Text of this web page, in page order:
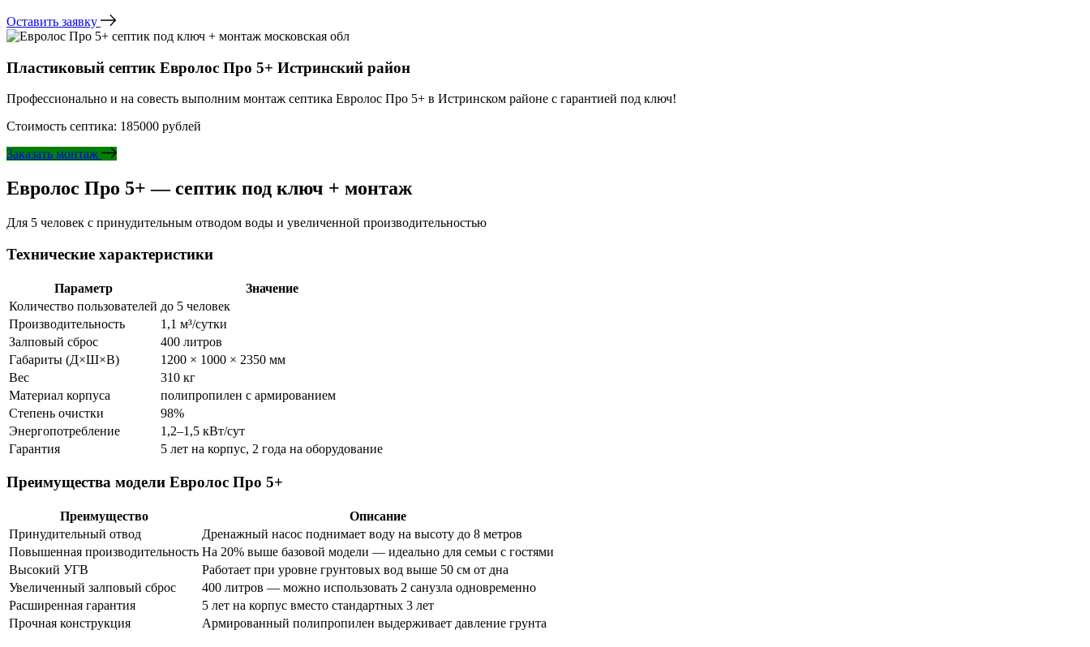
Оставить заявку
Пластиковый септик Евролос Про 5+ Истринский район
Профессионально и на совесть выполним монтаж септика Евролос Про 5+ в Истринском районе с гарантией под ключ!
Стоимость септика: 185000 рублей
Заказать монтаж
Евролос Про 5+ — септик под ключ + монтаж
Для 5 человек с принудительным отводом воды и увеличенной производительностью
Технические характеристики
Параметр
Значение
Количество пользователей до 5 человек
Производительность
1,1 м³/сутки
Залповый сброс
400 литров
Габариты (Д×Ш×В)
1200 × 1000 × 2350 мм
Вес
310 кг
Материал корпуса
полипропилен с армированием
Степень очистки
98%
Энергопотребление
1,2–1,5 кВт/сут
Гарантия
5 лет на корпус, 2 года на оборудование
Преимущества модели Евролос Про 5+
Преимущество
Описание
Принудительный отвод
Дренажный насос поднимает воду на высоту до 8 метров
Повышенная производительность На 20% выше базовой модели — идеально для семьи с гостями
Высокий УГВ
Работает при уровне грунтовых вод выше 50 см от дна
Увеличенный залповый сброс
400 литров — можно использовать 2 санузла одновременно
Расширенная гарантия
5 лет на корпус вместо стандартных 3 лет
Прочная конструкция
Армированный полипропилен выдерживает давление грунта